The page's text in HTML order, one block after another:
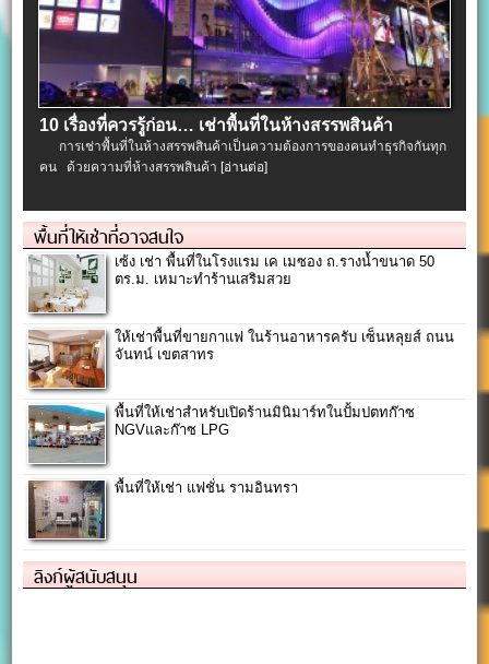
10 เรื่องที่ควรรู้ก่อน… เช่าพื้นที่ในห้างสรรพสินค้า
การเช่าพื้นที่ในห้างสรรพสินค้าเป็นความต้องการของคนทำธุรกิจกันทุก
คน ด้วยความที่ห้างสรรพสินค้า [อ่านต่อ]
พื้นที่ให้เช่าที่อาจสนใจ
เซ้ง เช่า พื้นที่ในโรงแรม เค เมซอง ถ.รางน้ำขนาด 50
ตร.ม. เหมาะทำร้านเสริมสวย
ให้เช่าพื้นที่ขายกาแฟ ในร้านอาหารครับ เซ็นหลุยส์ ถนน
จันทน์ เขตสาทร
พื้นที่ให้เช่าสำหรับเปิดร้านมินิมาร์ทในปั้มปตทก๊าซ
NGVและก๊าซ LPG
พื้นที่ให้เช่า แฟชั่น รามอินทรา
ลิงก์ผู้สนับสนุน